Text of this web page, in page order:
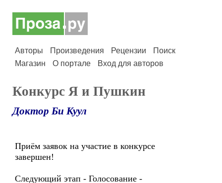
Авторы Произведения Рецензии
Поиск
Магазин
О портале Вход для авторов
Конкурс Я и Пушкин
Доктор Би Куул
Приём заявок на участие в конкурсе
завершен!
Следующий этап - Голосование -